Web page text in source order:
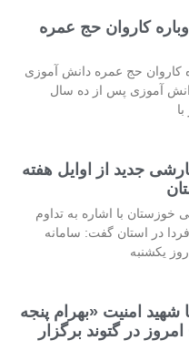
کاروان حج عمره
کاروان حج عمره دانش آموزی
آموزی پس از ده سال
جدید از اوایل هفته
خوزستان با اشاره به تداوم
در استان گفت: سامانه
یکشنبه
شهید امنیت «بهرام پنجه
در گتوند برگزار